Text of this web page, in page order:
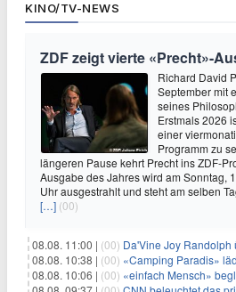
KINO/TV-NEWS
ZDF zeigt vierte «Precht»-
Richard David
September mit
seines
Erstmals 2026
einer
Programm zu
längeren Pause kehrt Precht ins ZDF-
Ausgabe des Jahres wird am Sonntag,
Uhr ausgestrahlt und steht am selben
[…] (00)
08.08. 11:00 | (00) Da'Vine Joy Randolph übernimmt
08.08. 10:38 | (00) «Camping Paradis» lädt
08.08. 10:06 | (00) «einfach Mensch» begleitet Robin